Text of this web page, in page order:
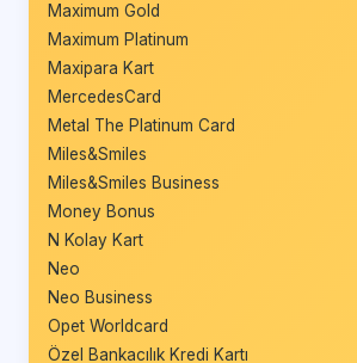
Maximum Gold
Maximum Platinum
Maxipara Kart
MercedesCard
Metal The Platinum Card
Miles&Smiles
Miles&Smiles Business
Money Bonus
N Kolay Kart
Neo
Neo Business
Opet Worldcard
Özel Bankacılık Kredi Kartı